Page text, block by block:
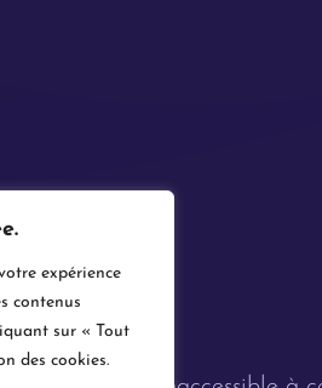
expérience
contenus
sur « Tout
des cookies.